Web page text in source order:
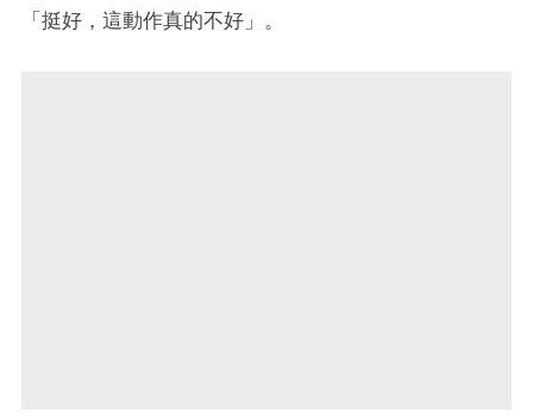
「挺好，這動作真的不好」。